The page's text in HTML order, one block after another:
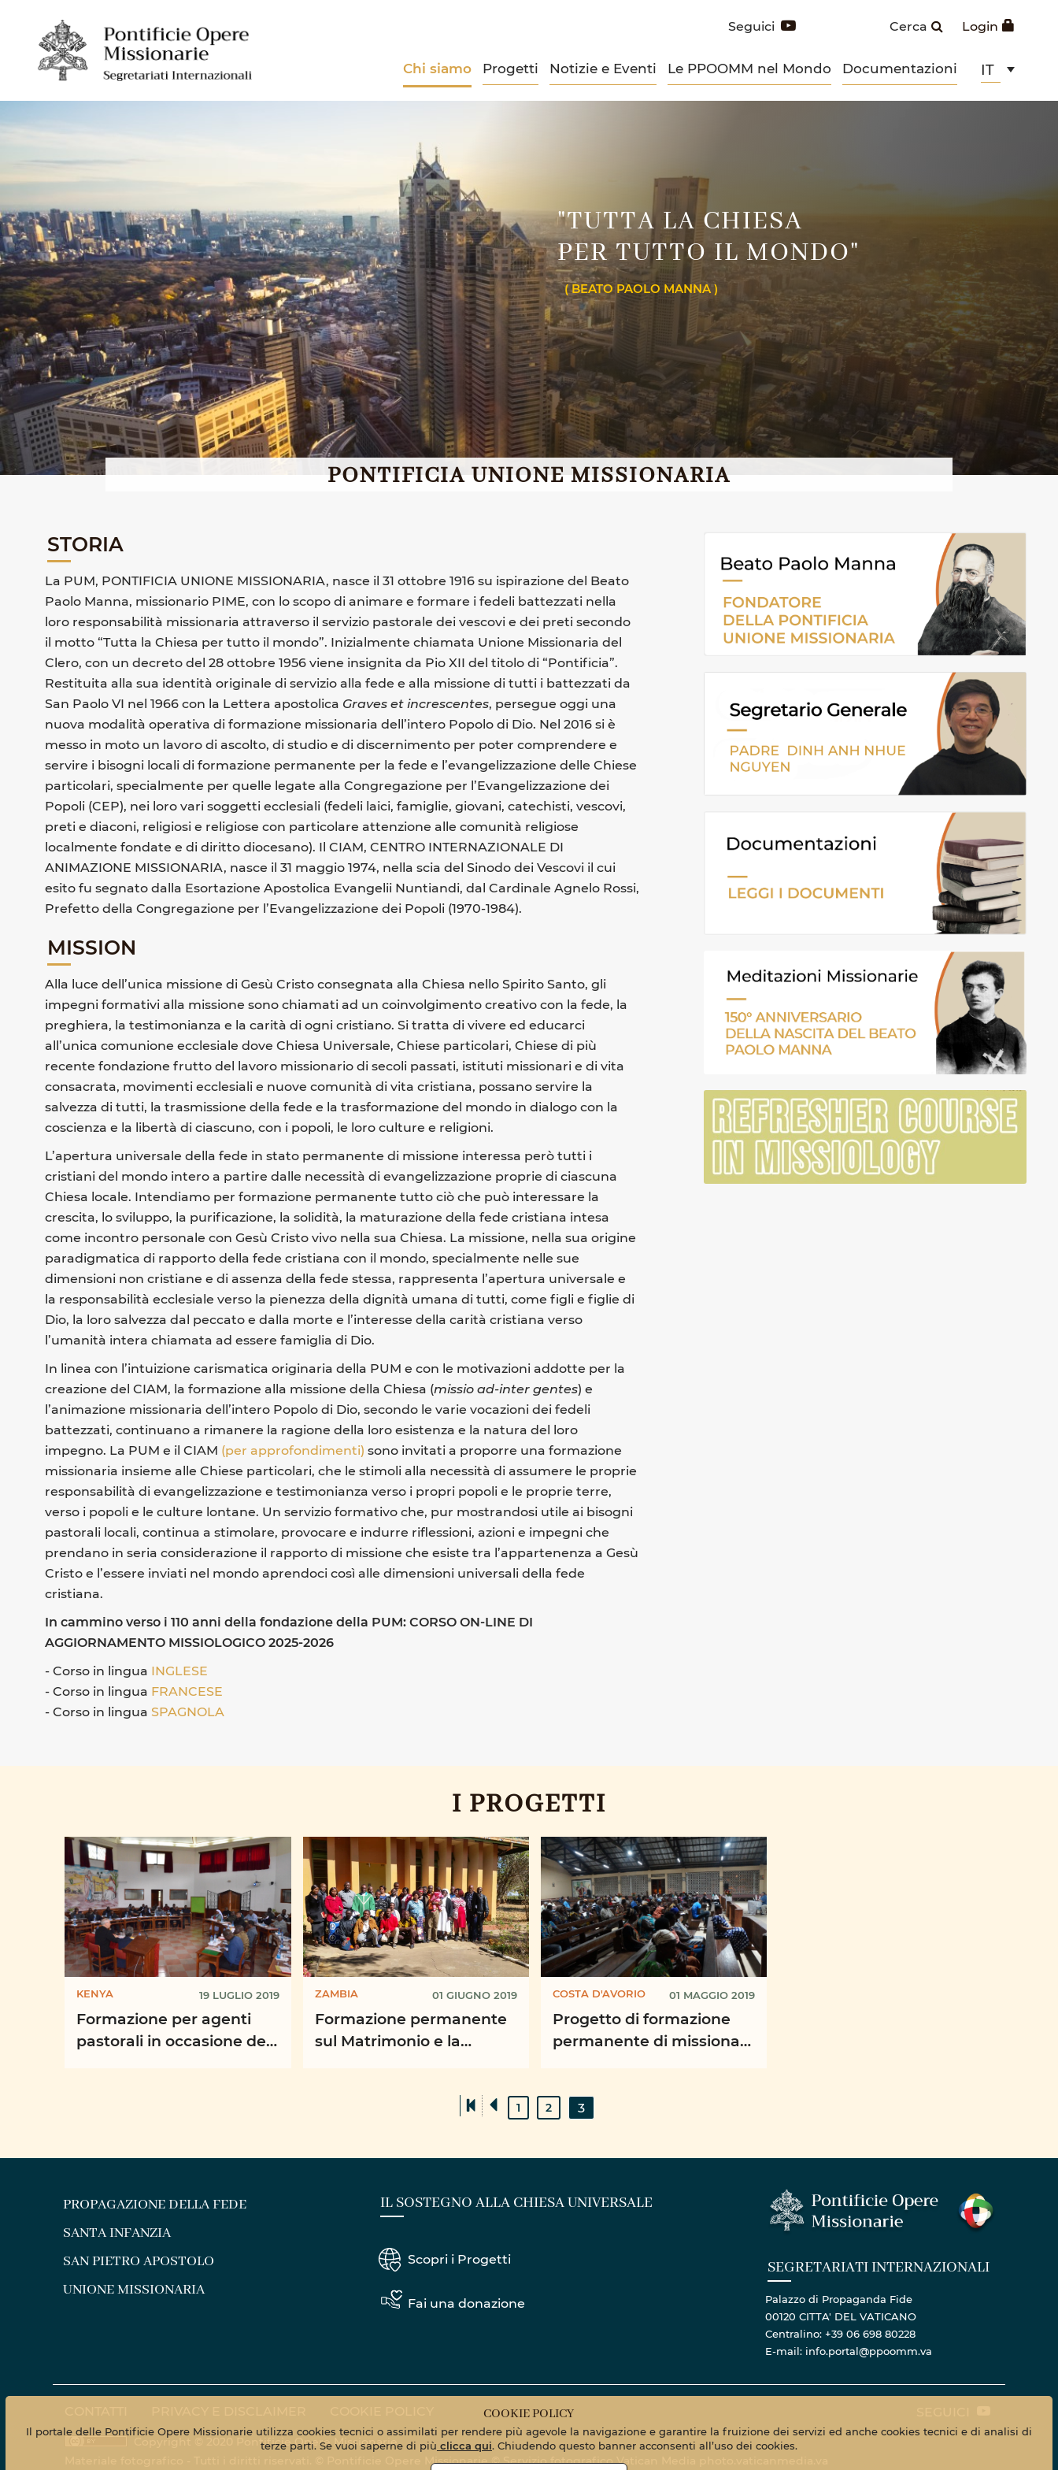
Login
Cerca
Seguici
Chi siamo Progetti Notizie e Eventi Le PPOOMM nel Mondo Documentazioni IT
© Giappone-Tokyo
"TUTTA LA CHIESA
PER TUTTO IL MONDO"
( BEATO PAOLO MANNA )
PONTIFICIA UNIONE MISSIONARIA
STORIA
La PUM, PONTIFICIA UNIONE MISSIONARIA, nasce il 31 ottobre 1916 su ispirazione del Beato
Paolo Manna, missionario PIME, con lo scopo di animare e formare i fedeli battezzati nella
loro responsabilità missionaria attraverso il servizio pastorale dei vescovi e dei preti secondo
il motto “Tutta la Chiesa per tutto il mondo”. Inizialmente chiamata Unione Missionaria del
Clero, con un decreto del 28 ottobre 1956 viene insignita da Pio XII del titolo di “Pontificia”.
Restituita alla sua identità originale di servizio alla fede e alla missione di tutti i battezzati da
San Paolo VI nel 1966 con la Lettera apostolica Graves et increscentes, persegue oggi una
nuova modalità operativa di formazione missionaria dell’intero Popolo di Dio. Nel 2016 si è
messo in moto un lavoro di ascolto, di studio e di discernimento per poter comprendere e
servire i bisogni locali di formazione permanente per la fede e l’evangelizzazione delle Chiese
particolari, specialmente per quelle legate alla Congregazione per l’Evangelizzazione dei
Popoli (CEP), nei loro vari soggetti ecclesiali (fedeli laici, famiglie, giovani, catechisti, vescovi,
preti e diaconi, religiosi e religiose con particolare attenzione alle comunità religiose
localmente fondate e di diritto diocesano). Il CIAM, CENTRO INTERNAZIONALE DI
ANIMAZIONE MISSIONARIA, nasce il 31 maggio 1974, nella scia del Sinodo dei Vescovi il cui
esito fu segnato dalla Esortazione Apostolica Evangelii Nuntiandi, dal Cardinale Agnelo Rossi,
Prefetto della Congregazione per l’Evangelizzazione dei Popoli (1970-1984).
MISSION
Alla luce dell’unica missione di Gesù Cristo consegnata alla Chiesa nello Spirito Santo, gli
impegni formativi alla missione sono chiamati ad un coinvolgimento creativo con la fede, la
preghiera, la testimonianza e la carità di ogni cristiano. Si tratta di vivere ed educarci
all’unica comunione ecclesiale dove Chiesa Universale, Chiese particolari, Chiese di più
recente fondazione frutto del lavoro missionario di secoli passati, istituti missionari e di vita
consacrata, movimenti ecclesiali e nuove comunità di vita cristiana, possano servire la
salvezza di tutti, la trasmissione della fede e la trasformazione del mondo in dialogo con la
coscienza e la libertà di ciascuno, con i popoli, le loro culture e religioni.
L’apertura universale della fede in stato permanente di missione interessa però tutti i
cristiani del mondo intero a partire dalle necessità di evangelizzazione proprie di ciascuna
Chiesa locale. Intendiamo per formazione permanente tutto ciò che può interessare la
crescita, lo sviluppo, la purificazione, la solidità, la maturazione della fede cristiana intesa
come incontro personale con Gesù Cristo vivo nella sua Chiesa. La missione, nella sua origine
paradigmatica di rapporto della fede cristiana con il mondo, specialmente nelle sue
dimensioni non cristiane e di assenza della fede stessa, rappresenta l’apertura universale e
la responsabilità ecclesiale verso la pienezza della dignità umana di tutti, come figli e figlie di
Dio, la loro salvezza dal peccato e dalla morte e l’interesse della carità cristiana verso
l’umanità intera chiamata ad essere famiglia di Dio.
In linea con l’intuizione carismatica originaria della PUM e con le motivazioni addotte per la
creazione del CIAM, la formazione alla missione della Chiesa (missio ad-inter gentes) e
l’animazione missionaria dell’intero Popolo di Dio, secondo le varie vocazioni dei fedeli
battezzati, continuano a rimanere la ragione della loro esistenza e la natura del loro
impegno. La PUM e il CIAM (per approfondimenti) sono invitati a proporre una formazione
missionaria insieme alle Chiese particolari, che le stimoli alla necessità di assumere le proprie
responsabilità di evangelizzazione e testimonianza verso i propri popoli e le proprie terre,
verso i popoli e le culture lontane. Un servizio formativo che, pur mostrandosi utile ai bisogni
pastorali locali, continua a stimolare, provocare e indurre riflessioni, azioni e impegni che
prendano in seria considerazione il rapporto di missione che esiste tra l’appartenenza a Gesù
Cristo e l’essere inviati nel mondo aprendoci così alle dimensioni universali della fede
cristiana.
In cammino verso i 110 anni della fondazione della PUM: CORSO ON-LINE DI
AGGIORNAMENTO MISSIOLOGICO 2025-2026
- Corso in lingua INGLESE
- Corso in lingua FRANCESE
- Corso in lingua SPAGNOLA
I PROGETTI
KENYA 19 LUGLIO 2019
Formazione per agenti
pastorali in occasione del
ZAMBIA 01 GIUGNO 2019
Formazione permanente
sul Matrimonio e la
COSTA D'AVORIO 01 MAGGIO 2019
Progetto di formazione
permanente di missionari,
1 2 3
PROPAGAZIONE DELLA FEDE
SANTA INFANZIA
SAN PIETRO APOSTOLO
UNIONE MISSIONARIA
IL SOSTEGNO ALLA CHIESA UNIVERSALE
Scopri i Progetti
Fai una donazione
SEGRETARIATI INTERNAZIONALI
Palazzo di Propaganda Fide
00120 CITTA' DEL VATICANO
Centralino: +39 06 698 80228
E-mail: info.portal@ppoomm.va
Copyright © 2020 Pontificie Opere Missionarie
Materiale fotografico - Tutti i diritti riservati. © Pontificie Opere Missionarie © Servizio fotografico Vatican Media
COOKIE POLICY
Il portale delle Pontificie Opere Missionarie utilizza cookies tecnici o assimilati per rendere più agevole la navigazione e garantire la fruizione dei servizi ed anche cookies tecnici e di analisi di
terze parti. Se vuoi saperne di più clicca qui. Chiudendo questo banner acconsenti all’uso dei cookies.